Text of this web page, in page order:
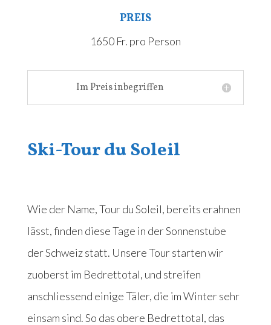
PREIS
1650 Fr. pro Person
Im Preis inbegriffen
Ski-Tour du Soleil
Wie der Name, Tour du Soleil, bereits erahnen
lässt, finden diese Tage in der Sonnenstube
der Schweiz statt. Unsere Tour starten wir
zuoberst im Bedrettotal, und streifen
anschliessend einige Täler, die im Winter sehr
einsam sind. So das obere Bedrettotal, das